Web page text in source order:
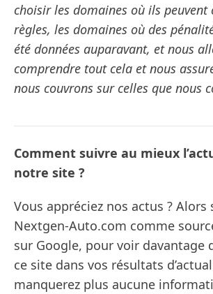
choisir les domaines où ils peuvent
règles, les domaines où des
été données auparavant, et nous
comprendre tout cela et nous
nous couvrons sur celles que nous
Comment suivre au mieux
notre site ?
Vous appréciez nos actus ? Alors
Nextgen-Auto.com comme
sur Google, pour voir davantage
ce site dans vos résultats
manquerez plus aucune